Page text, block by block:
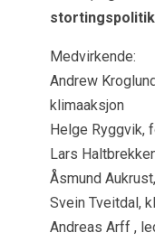
Medvirkende:
Andrew
klimaaksjon
Helge Ryggvik,
Lars
Åsmund
Svein Tveitdal,
Andreas Arff ,